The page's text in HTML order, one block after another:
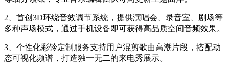
2、首创3D环绕音效调节系统，提供演唱会、录音室、剧场等
多种声场模式，通过手机设备即可获得高品质空间音频效果。
3、个性化彩铃定制服务支持用户混剪歌曲高潮片段，搭配动
态可视化频谱，打造独一无二的来电秀展示。